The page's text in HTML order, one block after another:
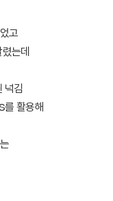
고
는데
넉김
를 활용해